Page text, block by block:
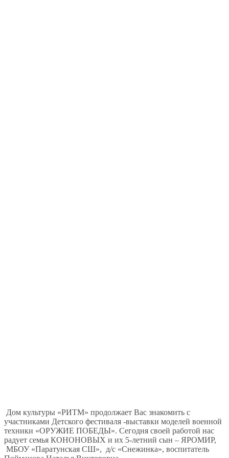
Дом культуры «РИТМ» продолжает Вас знакомить с
участниками Детского фестиваля -выставки моделей военной
техники «ОРУЖИЕ ПОБЕДЫ». Сегодня своей работой нас
радует семья КОНОНОВЫХ и их 5-летний сын – ЯРОМИР,
МБОУ «Паратунская СШ», д/с «Снежинка», воспитатель